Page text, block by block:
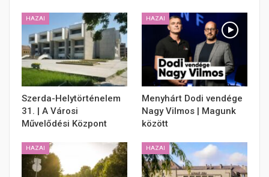
HAZAI
Szerda-Helytörténelem
31. | A Városi
Művelődési Központ
HAZAI
Menyhárt Dodi vendége
Nagy Vilmos | Magunk
között
HAZAI HAZAI